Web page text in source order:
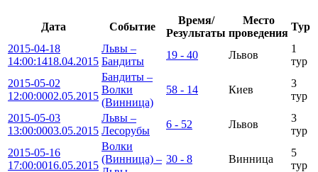
Дата Событие
Время/
Результаты
Место
проведения
Тур
2015-04-18
14:00:1418.04.2015
Львы –
Бандиты
19 - 40 Львов
1
тур
2015-05-02
12:00:0002.05.2015
Бандиты –
Волки
(Винница)
58 - 14 Киев
3
тур
2015-05-03
13:00:0003.05.2015
Львы –
Лесорубы
6 - 52 Львов
3
тур
2015-05-16
17:00:0016.05.2015
Волки
(Винница) – 30 - 8 Винница
5
тур